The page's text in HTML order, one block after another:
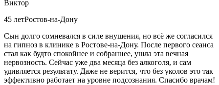
Виктор
45 летРостов-на-Дону
Сын долго сомневался в силе внушения, но всё же согласился
на гипноз в клинике в Ростове-на-Дону. После первого сеанса
стал как будто спокойнее и собраннее, ушла эта вечная
нервозность. Сейчас уже два месяца без алкоголя, и сам
удивляется результату. Даже не верится, что без уколов это так
эффективно работает на уровне подсознания. Спасибо врачам!